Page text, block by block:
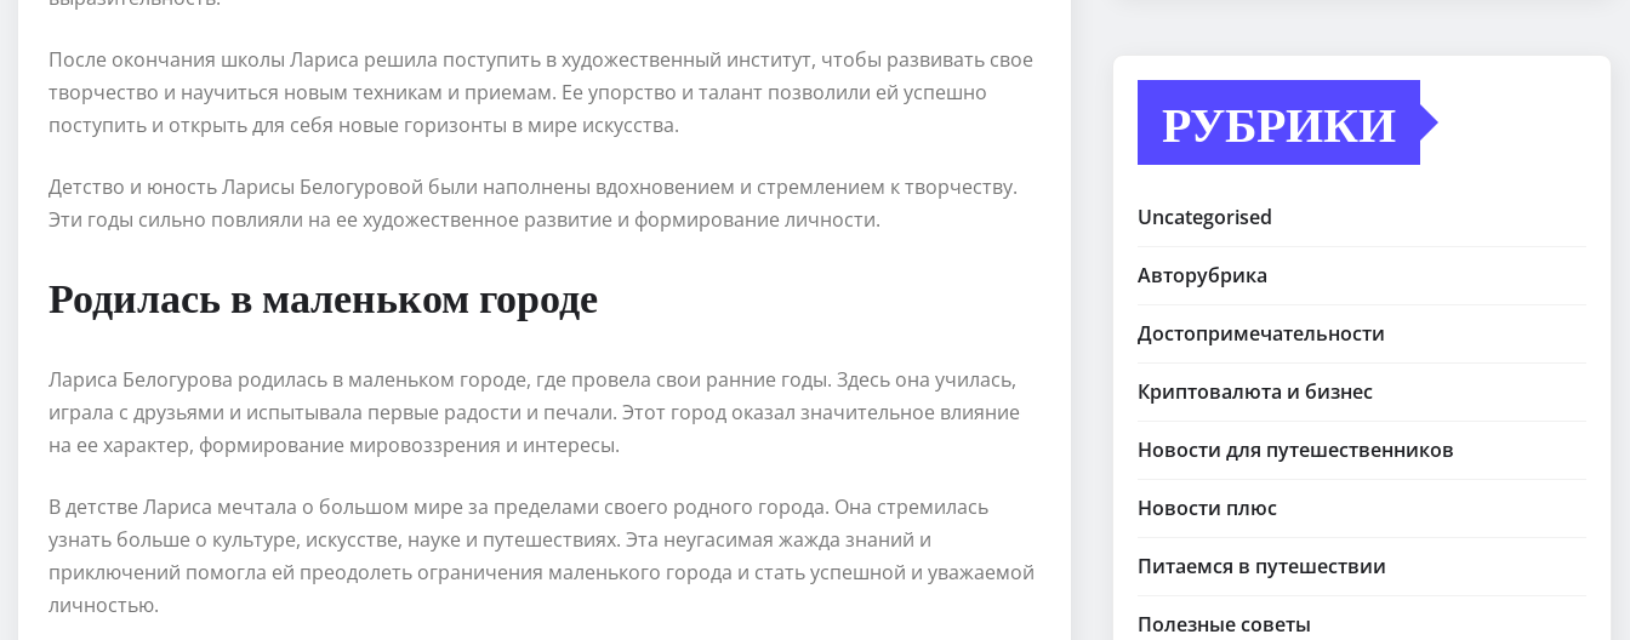
После окончания школы Лариса решила поступить в художественный институт, чтобы развивать свое
творчество и научиться новым техникам и приемам. Ее упорство и талант позволили ей успешно
поступить и открыть для себя новые горизонты в мире искусства.
Детство и юность Ларисы Белогуровой были наполнены вдохновением и стремлением к творчеству.
Эти годы сильно повлияли на ее художественное развитие и формирование личности.
Родилась в маленьком городе
Лариса Белогурова родилась в маленьком городе, где провела свои ранние годы. Здесь она училась,
играла с друзьями и испытывала первые радости и печали. Этот город оказал значительное влияние
на ее характер, формирование мировоззрения и интересы.
В детстве Лариса мечтала о большом мире за пределами своего родного города. Она стремилась
узнать больше о культуре, искусстве, науке и путешествиях. Эта неугасимая жажда знаний и
приключений помогла ей преодолеть ограничения маленького города и стать успешной и уважаемой
личностью.
РУБРИКИ
Uncategorised
Авторубрика
Достопримечательности
Криптовалюта и бизнес
Новости для путешественников
Новости плюс
Питаемся в путешествии
Полезные советы